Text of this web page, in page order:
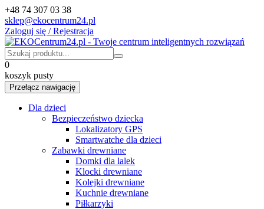
+48 74 307 03 38
sklep@ekocentrum24.pl
Zaloguj się / Rejestracja
0
koszyk pusty
Przełącz nawigację
Dla dzieci
Bezpieczeństwo dziecka
Lokalizatory GPS
Smartwatche dla dzieci
Zabawki drewniane
Domki dla lalek
Klocki drewniane
Kolejki drewniane
Kuchnie drewniane
Piłkarzyki